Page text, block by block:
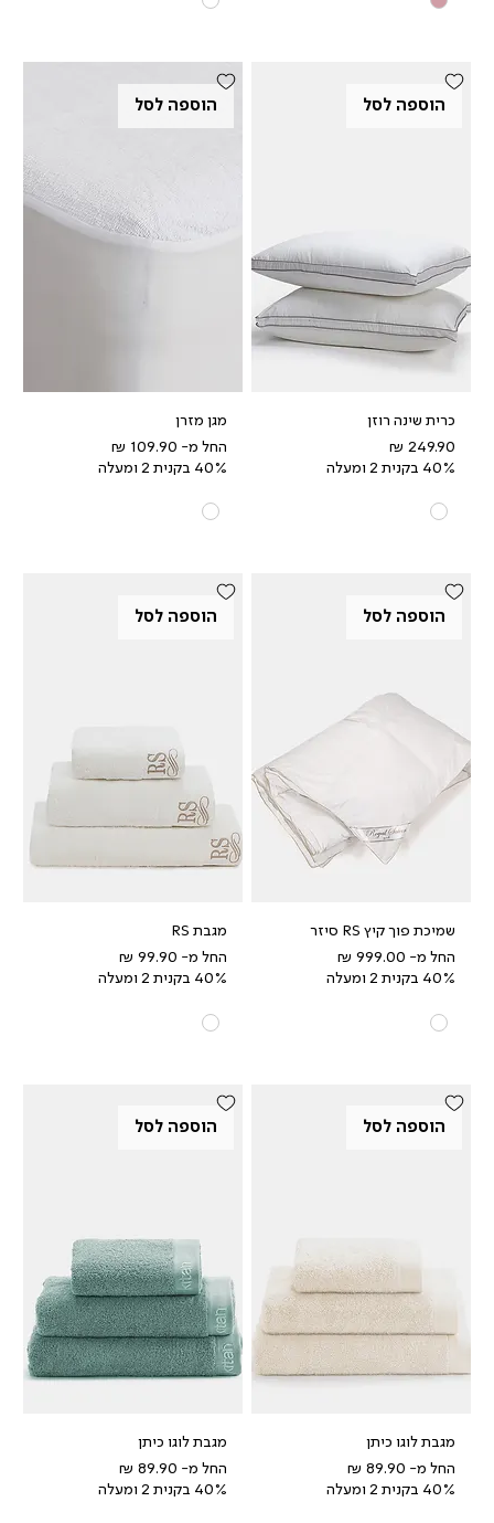
הוספה לסל
כרית שינה רוזן
מחיר
40% בקנית 2 ומעלה
הוספה לסל
מגן מזרן
החל מ-
מחיר מבצע
40% בקנית 2 ומעלה
הוספה לסל
שמיכת פוך קיץ RS סיזר
החל מ-
מחיר מבצע
40% בקנית 2 ומעלה
הוספה לסל
מגבת RS
החל מ-
מחיר מבצע
40% בקנית 2 ומעלה
הוספה לסל
מגבת לוגו כיתן
החל מ-
מחיר מבצע
40% בקנית 2 ומעלה
הוספה לסל
מגבת לוגו כיתן
החל מ-
מחיר מבצע
40% בקנית 2 ומעלה